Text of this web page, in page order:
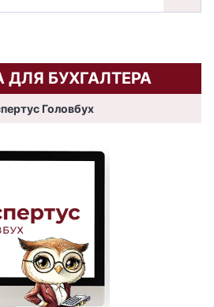
ДЛЯ БУХГАЛТЕРА
Головбух